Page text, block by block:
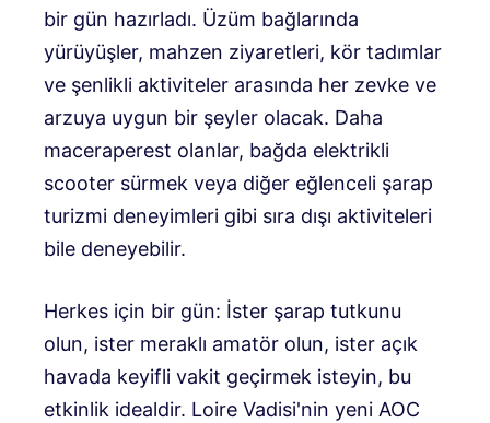
bir gün hazırladı. Üzüm bağlarında
yürüyüşler, mahzen ziyaretleri, kör tadımlar
ve şenlikli aktiviteler arasında her zevke ve
arzuya uygun bir şeyler olacak. Daha
maceraperest olanlar, bağda elektrikli
scooter sürmek veya diğer eğlenceli şarap
turizmi deneyimleri gibi sıra dışı aktiviteleri
bile deneyebilir.
Herkes için bir gün: İster şarap tutkunu
olun, ister meraklı amatör olun, ister açık
havada keyifli vakit geçirmek isteyin, bu
etkinlik idealdir. Loire Vadisi'nin yeni AOC